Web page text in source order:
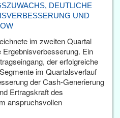
DEUTLICHE
UND
im zweiten Quartal
Ergebnisverbesserung. Ein
der erfolgreiche
im Quartalsverlauf
der Cash-Generierung
Ertragskraft des
anspruchsvollen